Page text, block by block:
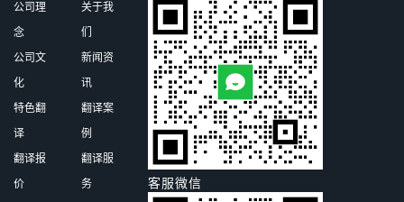
公司理
念
公司文
化
特色翻
译
翻译报
价
关于我
们
新闻资
讯
翻译案
例
翻译服
务
客服微信